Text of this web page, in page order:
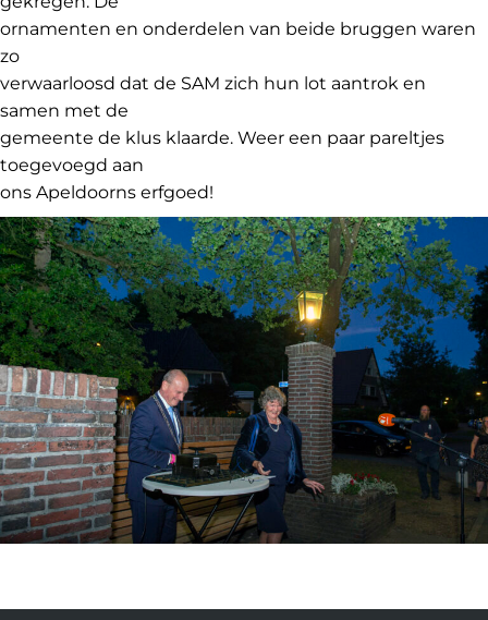
ornamenten en onderdelen van beide bruggen waren
zo
verwaarloosd dat de SAM zich hun lot aantrok en
samen met de
gemeente de klus klaarde. Weer een paar pareltjes
toegevoegd aan
ons Apeldoorns erfgoed!